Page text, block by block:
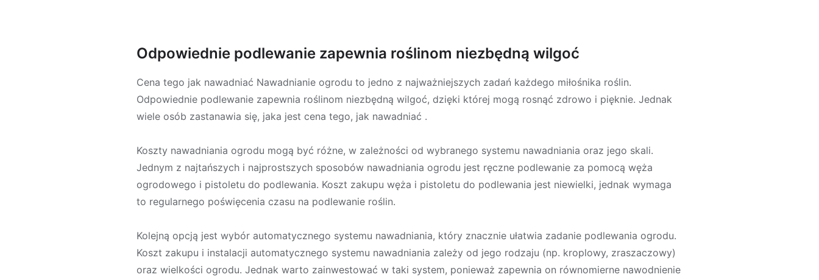
Odpowiednie podlewanie zapewnia roślinom niezbędną wilgoć
Cena tego jak nawadniać Nawadnianie ogrodu to jedno z najważniejszych zadań każdego miłośnika roślin.
Odpowiednie podlewanie zapewnia roślinom niezbędną wilgoć, dzięki której mogą rosnąć zdrowo i pięknie. Jednak
wiele osób zastanawia się, jaka jest cena tego, jak nawadniać .
Koszty nawadniania ogrodu mogą być różne, w zależności od wybranego systemu nawadniania oraz jego skali.
Jednym z najtańszych i najprostszych sposobów nawadniania ogrodu jest ręczne podlewanie za pomocą węża
ogrodowego i pistoletu do podlewania. Koszt zakupu węża i pistoletu do podlewania jest niewielki, jednak wymaga
to regularnego poświęcenia czasu na podlewanie roślin.
Kolejną opcją jest wybór automatycznego systemu nawadniania, który znacznie ułatwia zadanie podlewania ogrodu.
Koszt zakupu i instalacji automatycznego systemu nawadniania zależy od jego rodzaju (np. kroplowy, zraszaczowy)
oraz wielkości ogrodu. Jednak warto zainwestować w taki system, ponieważ zapewnia on równomierne nawodnienie